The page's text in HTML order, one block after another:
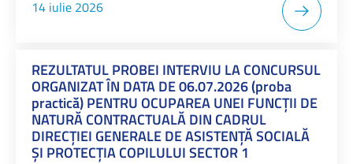
14 iulie 2026
REZULTATUL PROBEI INTERVIU LA CONCURSUL
ORGANIZAT ÎN DATA DE 06.07.2026 (proba
practică) PENTRU OCUPAREA UNEI FUNCŢII DE
NATURĂ CONTRACTUALĂ DIN CADRUL
DIRECŢIEI GENERALE DE ASISTENŢĂ SOCIALĂ
ŞI PROTECŢIA COPILULUI SECTOR 1